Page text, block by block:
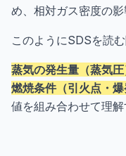
め、相対ガス密度の
このようにSDSを読
蒸気の発生量（蒸気
燃焼条件（引火点・爆
値を組み合わせて理